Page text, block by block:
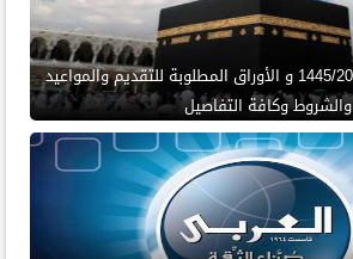
أسعار عمرة شوال 1445/2024 و الأوراق المطلوبة للتقديم والمواعيد
والشروط وكافة التفاصيل